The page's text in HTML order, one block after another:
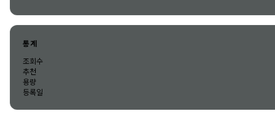
통계
조회수
추천
용량
등록일